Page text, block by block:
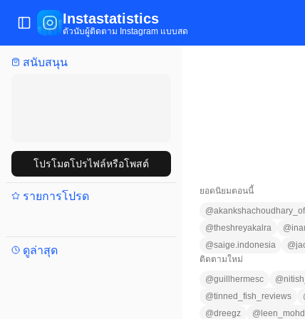
สนับสนุน
โปรโมตโปรไฟล์หรือโพสต์
รายการโปรด
ดูล่าสุด
เปิด/ปิดเมนู
Instastatistics
ตัวนับผู้ติดตาม Instagram แบบสด
ยอดนิยมตอนนี้
@
@theshreyakalra @
@saige.indonesia @
ติดตามใหม่
@guillhermesc @
@tinned_fish_reviews
@dreegz @